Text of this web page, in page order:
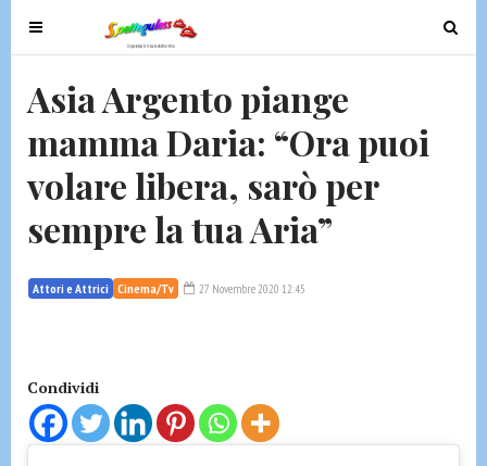
T
o
g
e
n
v
g
o
n
T
o
Asia Argento piange
mamma Daria: “Ora puoi
volare libera, sarò per
sempre la tua Aria”
Attori e Attrici Cinema/Tv 27 Novembre 2020 12:45
Condividi